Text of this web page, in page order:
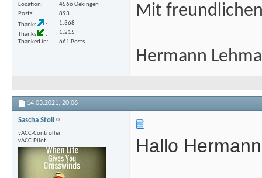
Location
4566 Oekingen
Posts
893
Thanks
1.368
Thanks
1.215
Thanked in
661 Posts
Mit
Hermann
14.03.2021, 20:06
Sascha Stoll
vACC-Controller
vACC-Pilot
Hallo Hermann